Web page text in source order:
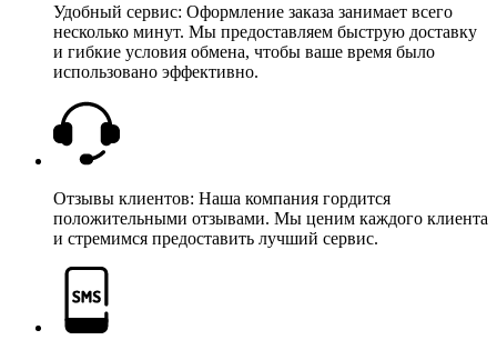
Удобный сервис: Оформление заказа занимает всего
несколько минут. Мы предоставляем быструю доставку
и гибкие условия обмена, чтобы ваше время было
использовано эффективно.
Отзывы клиентов: Наша компания гордится
положительными отзывами. Мы ценим каждого клиента
и стремимся предоставить лучший сервис.